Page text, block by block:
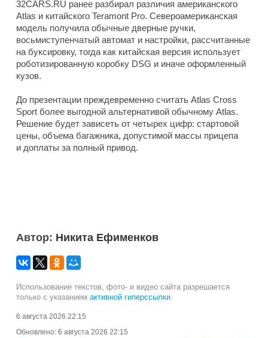
32CARS.RU ранее разбирал различия американского
Atlas и китайского Teramont Pro. Североамериканская
модель получила обычные дверные ручки,
восьмиступенчатый автомат и настройки, рассчитанные
на буксировку, тогда как китайская версия использует
роботизированную коробку DSG и иначе оформленный
кузов.
До презентации преждевременно считать Atlas Cross
Sport более выгодной альтернативой обычному Atlas.
Решение будет зависеть от четырех цифр: стартовой
цены, объема багажника, допустимой массы прицепа
и доплаты за полный привод.
Автор: Никита Ефименков
Использование текстов, фото- и видео сайта разрешается
только с указанием активной гиперссылки.
6 августа 2026 22:15
Обновлено: 6 августа 2026 22:15